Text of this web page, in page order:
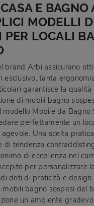
E BAGNO
MODELLI
PER LOCALI
brand Arbi assicurano
esclusivo, tanta
garantisce la qualità
di mobili bagno
modello Mobile da
perfettamente un
Una scelta
di tendenza
di eccellenza nel
per personalizzare
doti di praticità e
bagno sospesi del
un ambiente